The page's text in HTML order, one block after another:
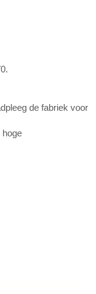
de fabriek voor
hoge